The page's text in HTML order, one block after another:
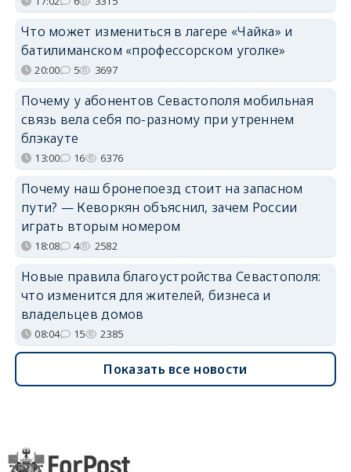
Что может измениться в лагере «Чайка» и
батилиманском «профессорском уголке»
20:00 5 3697
Почему у абонентов Севастополя мобильная
связь вела себя по-разному при утреннем
блэкауте
13:00 16 6376
Почему наш бронепоезд стоит на запасном
пути? — Кеворкян объяснил, зачем России
играть вторым номером
18:08 4 2582
Новые правила благоустройства Севастополя:
что изменится для жителей, бизнеса и
владельцев домов
08:04 15 2385
Показать все новости